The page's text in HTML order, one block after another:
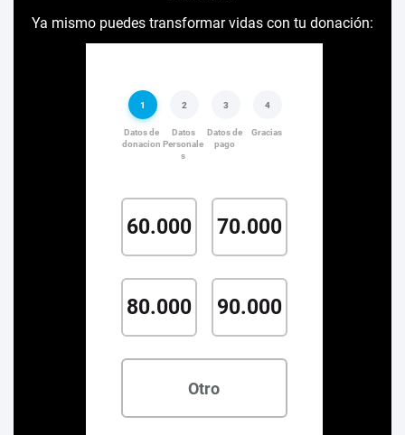
Ya mismo puedes transformar vidas con tu donación: